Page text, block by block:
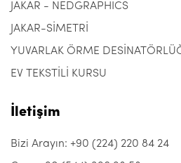
JAKAR - NEDGRAPHICS
JAKAR-SİMETRİ
YUVARLAK ÖRME
EV TEKSTİLİ KURSU
İletişim
Bizi Arayın: +90 (224) 220 84 24